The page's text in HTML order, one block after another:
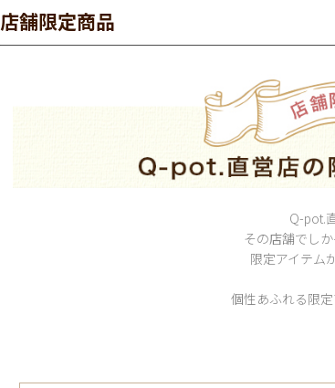
店舗限定商品
Q-pot.
その店舗でし
限定アイテム
個性あふれる限